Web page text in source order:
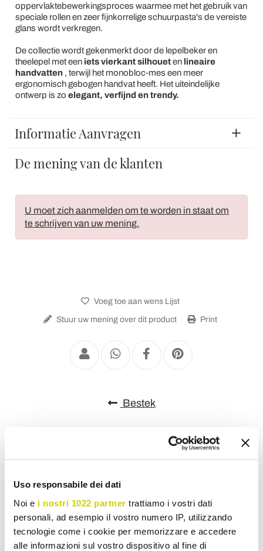
Uso responsabile dei dati
Noi e i nostri 1022 partner trattiamo i vostri dati
personali, ad esempio il vostro numero IP, utilizzando
tecnologie come i cookie per memorizzare e accedere
alle informazioni sul vostro dispositivo al fine di
oppervlaktebewerkingsproces waarmee met het gebruik van
speciale rollen en zeer fijnkorrelige schuurpasta's de vereiste
glans wordt verkregen.
De collectie wordt gekenmerkt door de lepelbeker en
theelepel met een iets vierkant silhoueten lineaire
handvatten , terwijl het monobloc-mes een meer
ergonomisch gebogen handvat heeft. Het uiteindelijke
ontwerp is zo elegant, verfijnd en trendy.
Informatie Aanvragen
De mening van de klanten
U moet zich aanmelden om te worden in staat om
te schrijven van uw mening.
Voeg toe aan wens Lijst
Stuur uw mening over dit product Print
Bestek